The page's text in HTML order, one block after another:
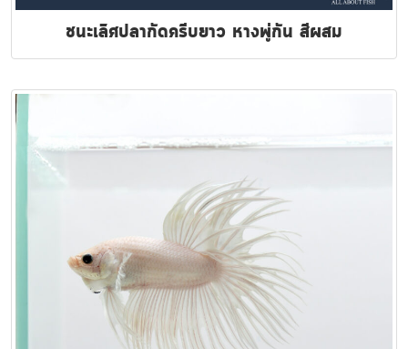
ชนะเลิศปลากัดครีบยาว หางพู่กัน สีผสม